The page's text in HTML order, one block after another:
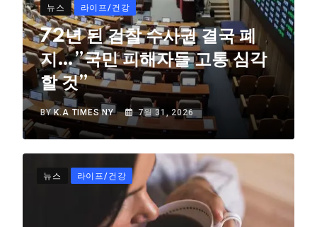
뉴스 라이프/건강
72년 된 검찰 수사권 결국 폐
지…”국민 피해자들 고통 심각
할 것”
BYK.A TIMES NY 7월 31, 2026
뉴스 라이프/건강